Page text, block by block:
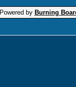
Powered by Burning